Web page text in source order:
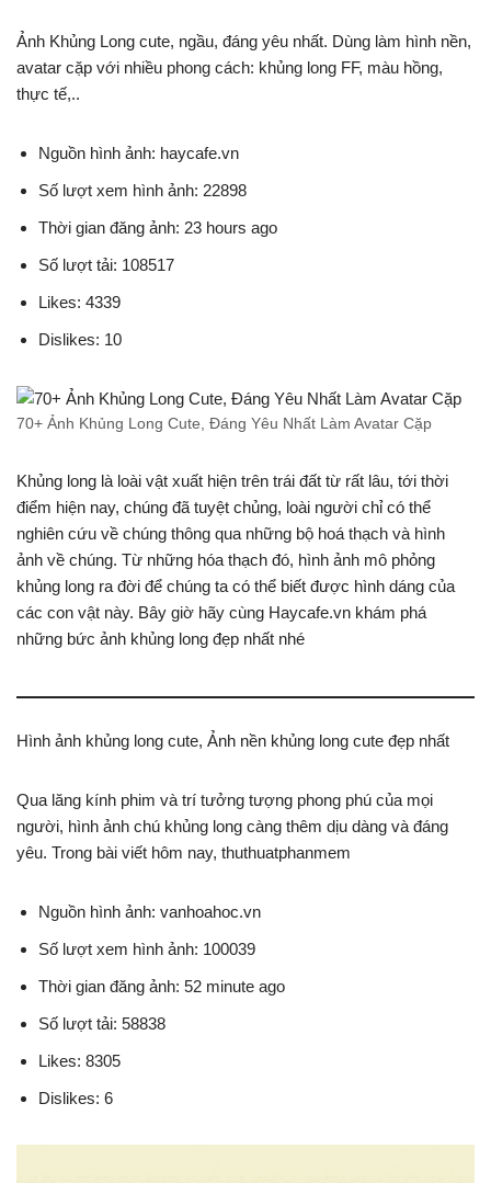
Ảnh Khủng Long cute, ngầu, đáng yêu nhất. Dùng làm hình nền,
avatar cặp với nhiều phong cách: khủng long FF, màu hồng,
thực tế,..
Nguồn hình ảnh: haycafe.vn
Số lượt xem hình ảnh: 22898
Thời gian đăng ảnh: 23 hours ago
Số lượt tải: 108517
Likes: 4339
Dislikes: 10
70+ Ảnh Khủng Long Cute, Đáng Yêu Nhất Làm Avatar Cặp
Khủng long là loài vật xuất hiện trên trái đất từ rất lâu, tới thời
điểm hiện nay, chúng đã tuyệt chủng, loài người chỉ có thể
nghiên cứu về chúng thông qua những bộ hoá thạch và hình
ảnh về chúng. Từ những hóa thạch đó, hình ảnh mô phỏng
khủng long ra đời để chúng ta có thể biết được hình dáng của
các con vật này. Bây giờ hãy cùng Haycafe.vn khám phá
những bức ảnh khủng long đẹp nhất nhé
Hình ảnh khủng long cute, Ảnh nền khủng long cute đẹp nhất
Qua lăng kính phim và trí tưởng tượng phong phú của mọi
người, hình ảnh chú khủng long càng thêm dịu dàng và đáng
yêu. Trong bài viết hôm nay, thuthuatphanmem
Nguồn hình ảnh: vanhoahoc.vn
Số lượt xem hình ảnh: 100039
Thời gian đăng ảnh: 52 minute ago
Số lượt tải: 58838
Likes: 8305
Dislikes: 6